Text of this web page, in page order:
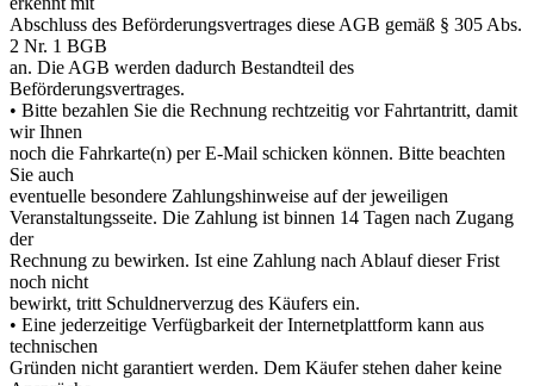
Abschluss des Beförderungsvertrages diese AGB gemäß § 305 Abs.
2 Nr. 1 BGB
an. Die AGB werden dadurch Bestandteil des
Beförderungsvertrages.
• Bitte bezahlen Sie die Rechnung rechtzeitig vor Fahrtantritt, damit
wir Ihnen
noch die Fahrkarte(n) per E-Mail schicken können. Bitte beachten
Sie auch
eventuelle besondere Zahlungshinweise auf der jeweiligen
Veranstaltungsseite. Die Zahlung ist binnen 14 Tagen nach Zugang
der
Rechnung zu bewirken. Ist eine Zahlung nach Ablauf dieser Frist
noch nicht
bewirkt, tritt Schuldnerverzug des Käufers ein.
• Eine jederzeitige Verfügbarkeit der Internetplattform kann aus
technischen
Gründen nicht garantiert werden. Dem Käufer stehen daher keine